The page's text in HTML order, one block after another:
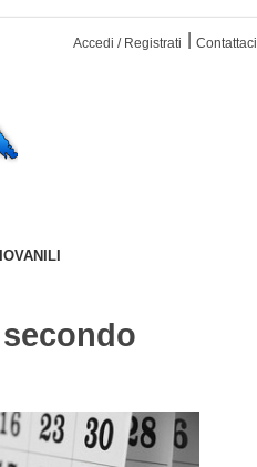
Accedi / Registrati Contattaci